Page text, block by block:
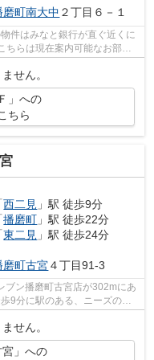
磨町南大中 ２丁目６－１
件はみなと銀行が直ぐ近くに
らは現在案内可能なお部屋
せん。
」への
ちら
西二見 」駅 徒歩9分
播磨町 」駅 徒歩22分
東二見 」駅 徒歩24分
磨町古宮４丁目91-3
ブン播磨町古宮店が302mにあ
9分に駅のある、ニーズの高
せん。
宮」への